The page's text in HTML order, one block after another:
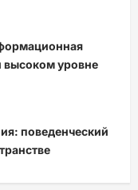
высоком уровне
поведенческий